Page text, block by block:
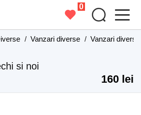
0
/ Vanzari diverse / Vanzari
si noi
160 lei